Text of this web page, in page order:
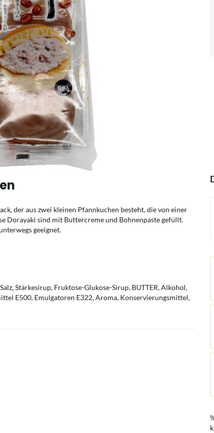
der aus zwei kleinen Pfannkuchen besteht, die von einer
Dorayaki sind mit Buttercreme und Bohnenpaste gefüllt.
geeignet.
Stärkesirup, Fruktose-Glukose-Sirup, BUTTER, Alkohol,
E500, Emulgatoren E322, Aroma, Konservierungsmittel,